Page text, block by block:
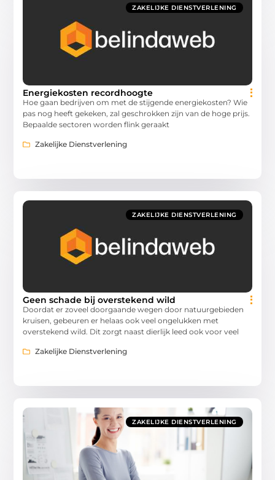
ZAKELIJKE DIENSTVERLENING
Energiekosten recordhoogte
Hoe gaan bedrijven om met de stijgende energiekosten? Wie
pas nog heeft gekeken, zal geschrokken zijn van de hoge prijs.
Bepaalde sectoren worden flink geraakt
Zakelijke Dienstverlening
ZAKELIJKE DIENSTVERLENING
Geen schade bij overstekend wild
Doordat er zoveel doorgaande wegen door natuurgebieden
kruisen, gebeuren er helaas ook veel ongelukken met
overstekend wild. Dit zorgt naast dierlijk leed ook voor veel
Zakelijke Dienstverlening
ZAKELIJKE DIENSTVERLENING